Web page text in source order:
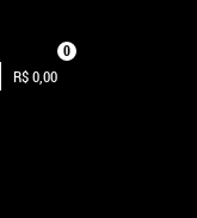
0
R$ 0,00